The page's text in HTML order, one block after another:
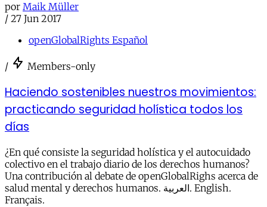
por Maik Müller
/ 27 Jun 2017
openGlobalRights Español
/ Members-only
Haciendo sostenibles nuestros movimientos:
practicando seguridad holística todos los
días
¿En qué consiste la seguridad holística y el autocuidado
colectivo en el trabajo diario de los derechos humanos?
Una contribución al debate de openGlobalRighs acerca de
salud mental y derechos humanos. العربية. English.
Français.